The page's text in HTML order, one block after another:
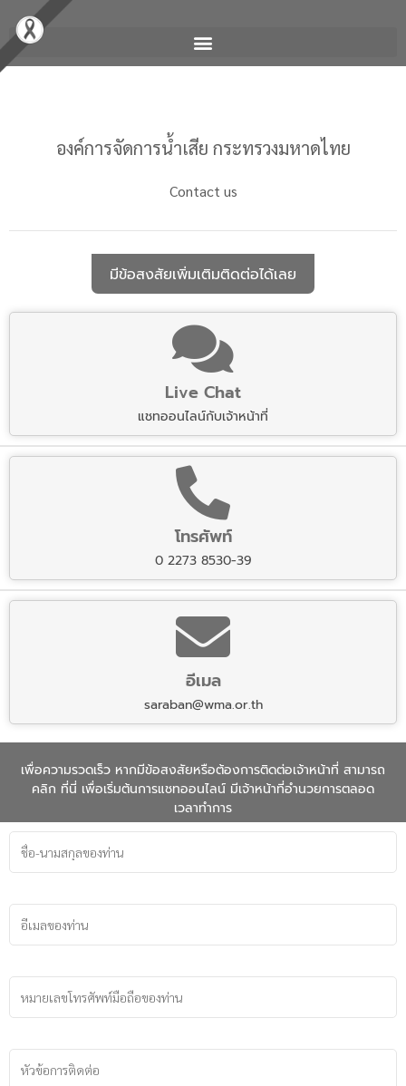
องค์การจัดการน้ำเสีย กระทรวงมหาดไทย
Contact us
มีข้อสงสัยเพิ่มเติมติดต่อได้เลย
Live Chat
แชทออนไลน์กับเจ้าหน้าที่
โทรศัพท์
0 2273 8530-39
อีเมล
saraban@wma.or.th
เพื่อความรวดเร็ว หากมีข้อสงสัยหรือต้องการติดต่อเจ้าหน้าที่ สามารถ
คลิก ที่นี่ เพื่อเริ่มต้นการแชทออนไลน์ มีเจ้าหน้าที่อำนวยการตลอด
เวลาทำการ